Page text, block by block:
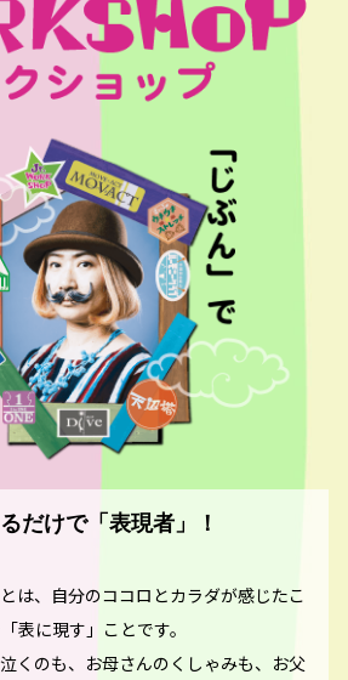
だけで「表現者」！
は、自分のココロとカラダが感じたこ
表に現す」ことです。
くのも、お母さんのくしゃみも、お父